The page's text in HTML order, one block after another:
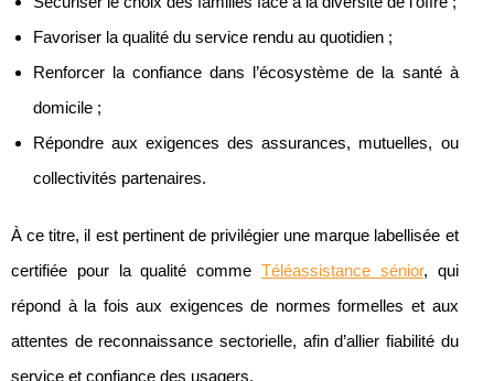
Favoriser la qualité du service rendu au quotidien ;
Renforcer la confiance dans l’écosystème de la santé à
domicile ;
Répondre aux exigences des assurances, mutuelles, ou
collectivités partenaires.
À ce titre, il est pertinent de privilégier une marque labellisée et
certifiée pour la qualité comme Téléassistance sénior, qui
répond à la fois aux exigences de normes formelles et aux
attentes de reconnaissance sectorielle, afin d’allier fiabilité du
service et confiance des usagers.